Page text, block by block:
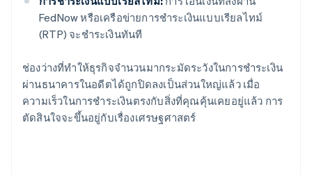
FedNow หรือเครือข่ายการชำระเงินแบบเรียลไทม์
(RTP) จะชำระเงินทันที
ช่องว่างที่ทำให้ธุรกิจจำนวนมากระมัดระวังในการชำระเงิน
ผ่านธนาคารในอดีตได้ถูกปิดลงเป็นส่วนใหญ่แล้ว เมื่อ
ความเร็วในการชำระเงินตรงกับสิ่งที่คุณคุ้นเคยอยู่แล้ว การ
ตัดสินใจจะขึ้นอยู่กับเรื่องเศรษฐศาสตร์